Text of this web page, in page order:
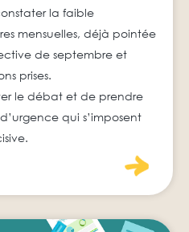
la faible
mensuelles, déjà pointée
de septembre et
prises.
le débat et de prendre
qui s’imposent